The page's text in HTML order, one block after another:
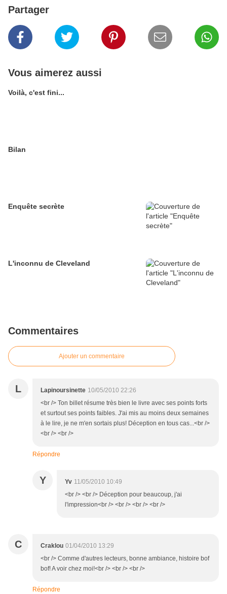
Partager
Vous aimerez aussi
Voilà, c'est fini...
Bilan
Enquête secrète
L'inconnu de Cleveland
Commentaires
Ajouter un commentaire
L Lapinoursinette 10/05/2010 22:26
<br /> Ton billet résume très bien le livre avec ses points forts
et surtout ses points faibles. J'ai mis au moins deux semaines
à le lire, je ne m'en sortais plus! Déception en tous cas...<br />
<br /> <br />
Répondre
Y Yv 11/05/2010 10:49
<br /> <br /> Déception pour beaucoup, j'ai
l'impression<br /> <br /> <br /> <br />
C Craklou 01/04/2010 13:29
<br /> Comme d'autres lecteurs, bonne ambiance, histoire bof
bof! A voir chez moi!<br /> <br /> <br />
Répondre